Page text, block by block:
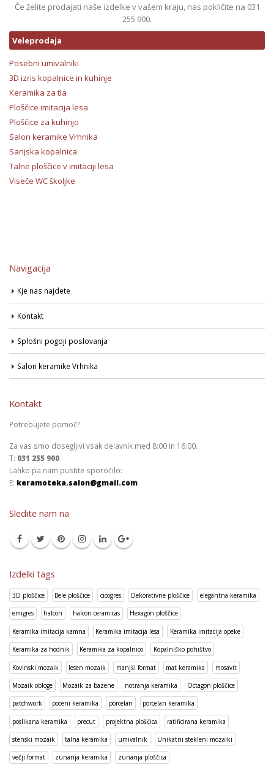
Če želite prodajati naše izdelke v vašem kraju, nas pokličite na 031
255 900.
Veleprodaja
Posebni umivalniki
3D izris kopalnice in kuhinje
Keramika za tla
Ploščice imitacija lesa
Ploščice za kuhinjo
Salon keramike Vrhnika
Sanjska kopalnica
Talne ploščice v imitaciji lesa
Viseče WC školjke
Navigacija
Kje nas najdete
Kontakt
Splošni pogoji poslovanja
Salon keramike Vrhnika
Kontakt
Potrebujete pomoč?
Za vas smo dosegljivi vsak delavnik med 8:00 in 16:00.
T: 031 255 900
Lahko pa nam pustite sporočilo:
E: keramoteka.salon@gmail.com
Sledite nam na
Izdelki tags
3D ploščice Bele ploščice cicogres Dekorativne ploščice elegantna keramika
emigres halcon halcon ceramicas Hexagon ploščice
Keramika imitacija kamna Keramika imitacija lesa Keramika imitacija opeke
Keramika za hodnik Keramika za kopalnico Kopalniško pohištvo
Kovinski mozaik lesen mozaik manjši format mat keramika mosavit
Mozaik obloge Mozaik za bazene notranja keramika Octagon ploščice
patchwork poceni keramika porcelan porcelan keramika
poslikana keramika precut projektna ploščica ratificirana keramika
stenski mozaik talna keramika umivalnik Unikatni stekleni mozaiki
večji format zunanja keramika zunanja ploščica